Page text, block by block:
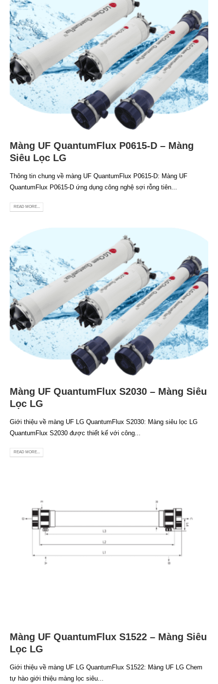
Màng UF QuantumFlux P0615-D – Màng
Siêu Lọc LG
Thông tin chung về màng UF QuantumFlux P0615-D: Màng UF
QuantumFlux P0615-D ứng dụng công nghệ sợi rỗng tiên...
READ MORE...
Màng UF QuantumFlux S2030 – Màng Siêu
Lọc LG
Giới thiệu về màng UF LG QuantumFlux S2030: Màng siêu lọc LG
QuantumFlux S2030 được thiết kế với công...
READ MORE...
Màng UF QuantumFlux S1522 – Màng Siêu
Lọc LG
Giới thiệu về màng UF LG QuantumFlux S1522: Màng UF LG Chem
tự hào giới thiệu màng lọc siêu...